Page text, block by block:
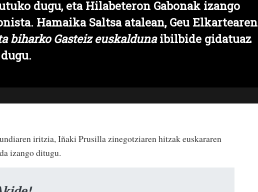
dugu, eta Hilabeteron Gabonak izango
Hamaika Saltsa atalean, Geu Elkartearen
biharko Gasteiz euskaldunaibilbide gidatuaz
ren iritzia, Iñaki Prusilla zinegotziaren hitzak euskararen
izango ditugu.